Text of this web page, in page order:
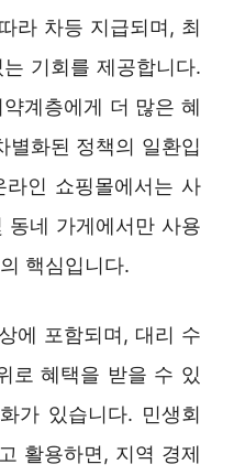
라 차등 지급되며, 최
기회를 제공합니다.
계층에게 더 많은 혜
별화된 정책의 일환입
인 쇼핑몰에서는 사
동네 가게에서만 사용
핵심입니다.
에 포함되며, 대리 수
로 혜택을 받을 수 있
가 있습니다. 민생회
활용하면, 지역 경제